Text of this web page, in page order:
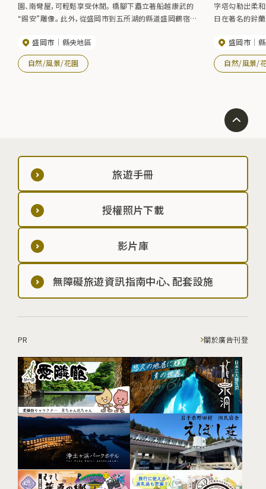
園、南彎屋，可輕鬆享受休閒。 橋腳下矗立著船越康武的
“錫安”雕像。 此外，從盛岡市到五所湖的縣道盛岡鶴宿線
地種植了夕陽，橙花，粉紅色和白色的花朵感覺。 這是一個
絕佳的位置，您可以看到岩手山、閃爍著銀色光芒的御所
湖和御所橋。 波斯菊開花期：8月上旬~10月上旬
盛岡市 縣央地區
自然/風景/花園
字塔勾勒出柔
日在著名的鈴
高山植物，大
看到岩手山、
盛岡市
自然/風景/
旅遊手冊
授權照片下載
影片庫
無障礙旅遊資訊指南中心、配套設施
PR 關於廣告刊登